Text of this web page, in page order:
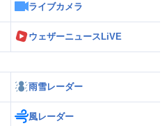
ライブカメラ
ウェザーニュースLiVE
雨雪レーダー
風レーダー